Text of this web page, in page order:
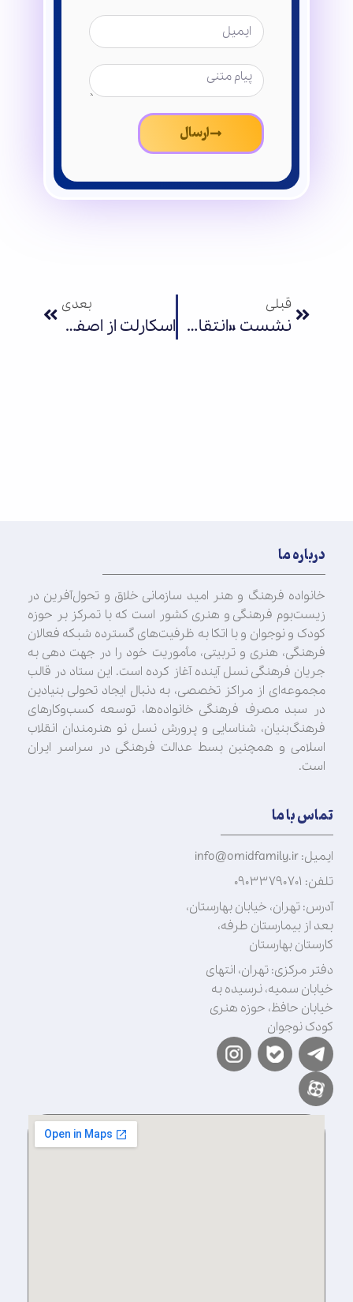
ارسال
قبلی
نشست «انتقال تجربه فروش بین‌المللی کتاب و انیمیشن»
بعدی
اسکارلت از اصفهان، راهی شیراز شهر ادب فرهنگ شد
درباره ما
خانواده فرهنگ و هنر امید سازمانی خلاق و تحول‌آفرین در
زیست‌بوم فرهنگی و هنری کشور است که با تمرکز بر حوزه
کودک و نوجوان و با اتکا به ظرفیت‌های گسترده شبکه فعالان
فرهنگی، هنری و تربیتی، مأموریت خود را در جهت‌ دهی به
جریان فرهنگی نسل آینده آغاز کرده است. این ستاد در قالب
مجموعه‌ای از مراکز تخصصی، به دنبال ایجاد تحولی بنیادین
در سبد مصرف فرهنگی خانواده‌ها، توسعه کسب‌وکارهای
فرهنگ‌بنیان، شناسایی و پرورش نسل نو هنرمندان انقلاب
اسلامی و همچنین بسط عدالت فرهنگی در سراسر ایران
است.
تماس با ما
ایمیل: info@omidfamily.ir
تلفن: ۰۹۰۳۳۷۹۰۷۰۱
آدرس: تهران، خیابان بهارستان،
بعد از بیمارستان طرفه،
کارستان بهارستان
دفتر مرکزی: تهران، انتهای
خیابان سمیه، نرسیده به
خیابان حافظ، حوزه هنری
کودک نوجوان